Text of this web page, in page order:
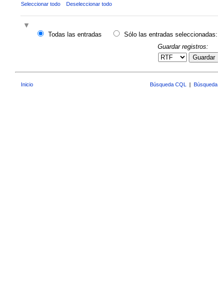
Seleccionar todo Deseleccionar todo
Todas las entradas
Sólo las entradas seleccionadas:
Guardar registros:
Guardar
Inicio Búsqueda CQL